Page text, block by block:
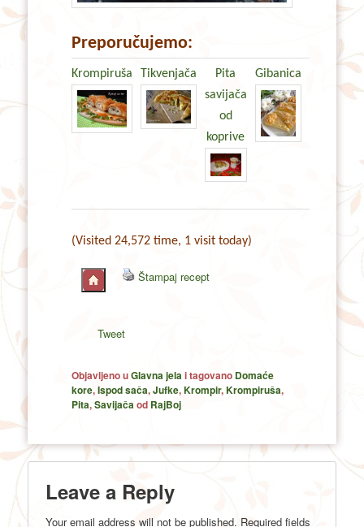
Preporučujemo:
Krompiruša Tikvenjača
Pita
savijača
od
koprive
Gibanica
(Visited 24,572 time, 1 visit today)
Štampaj recept
Tweet
Objavljeno uGlavna jelai tagovano Domaće
kore,Ispod sača,Jufke,Krompir,Krompiruša,
Pita,Savijačaod RajBoj
Leave a Reply
Your email address will not be published. Required fields